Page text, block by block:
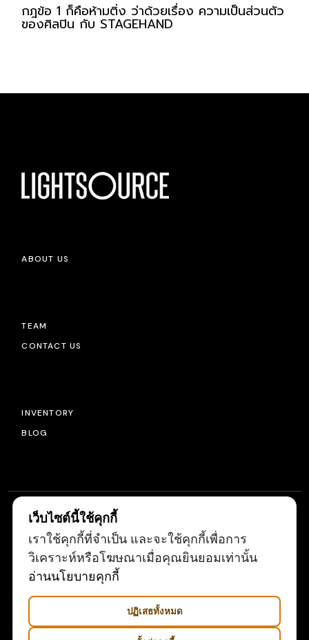
กฎข้อ 1 ก็คือห้ามติ่ง ว่าด้วยเรื่อง ความเป็นส่วนตัว
ของศิลปิน กับ STAGEHAND
ABOUT US
TEAM
CONTACT US
INVENTORY
BLOG
© 2022LIGHTSOURCE, ALL RIGHTS RESERVED
เว็บไซต์นี้ใช้คุกกี้
เราใช้คุกกี้ที่จำเป็น และจะใช้คุกกี้เพื่อการ
วิเคราะห์หรือโฆษณาเมื่อคุณยินยอมเท่านั้น
อ่านนโยบายคุกกี้
ปฏิเสธทั้งหมด